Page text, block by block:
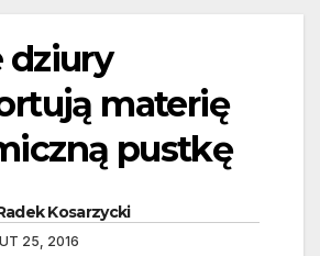
dziury
materię
pustkę
Kosarzycki
25, 2016